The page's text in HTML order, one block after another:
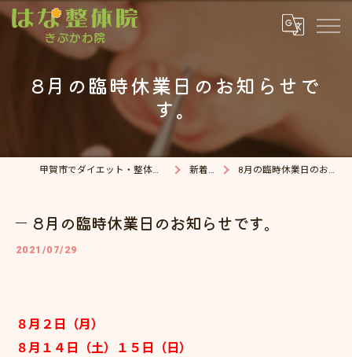
8月の臨時休業日のお知らせで
す。
甲賀市でダイエット・整体院ならはな整体院 新着情報 8月の臨時休業日のお知らせです。
8月の臨時休業日のお知らせです。
2021/07/29
８月２日（月）
８月１４日（土）１５日（日）